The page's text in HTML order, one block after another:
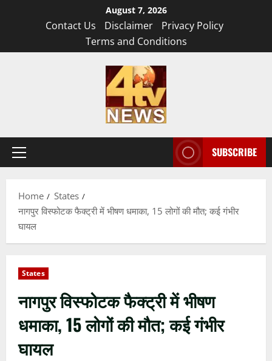
August 7, 2026
Contact Us Disclaimer
Privacy Policy
Terms and Conditions
Primary
SUBSCRIBE
Home
States
नागपुर विस्फोटक फैक्ट्री में भीषण धमाका, 15 लोगों की मौत; कई गंभीर
घायल
States
नागपुर विस्फोटक फैक्ट्री में भीषण
धमाका, 15 लोगों की मौत; कई गंभीर
घायल